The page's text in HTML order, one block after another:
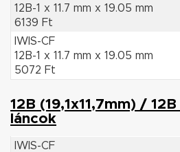
12B-1 x 11.7 mm x 19.05 mm
6139 Ft
IWIS-CF
12B-1 x 11.7 mm x 19.05 mm
5072 Ft
12B (19,1x11,7mm) /
láncok
IWIS-CF